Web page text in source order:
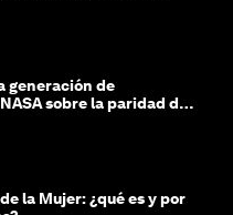
generación de
sobre la paridad de
la Mujer: ¿qué es y por